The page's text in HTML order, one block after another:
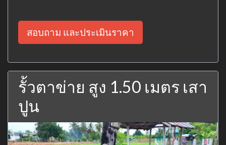
สอบถาม และประเมินราคา
รั้วตาข่าย สูง 1.50 เมตร เสา
ปูน